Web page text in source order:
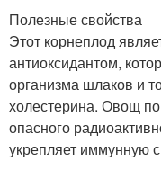
Полезные свойства
Этот корнеплод
антиоксидантом,
организма шлаков и
холестерина. Овощ
опасного
укрепляет иммунную